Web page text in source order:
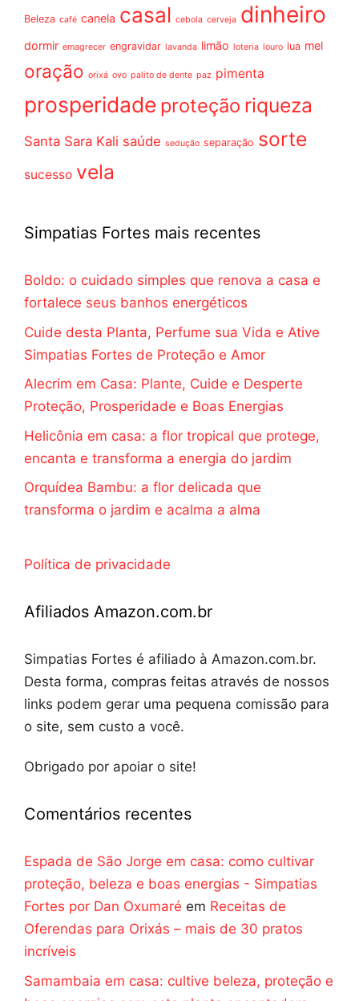
Beleza café canela casal cebola cerveja dinheiro
dormir emagrecer engravidar lavanda limão loteria louro lua mel
oração orixá ovo palito de dente paz pimenta
prosperidade proteção riqueza
Santa Sara Kali saúde sedução separação sorte
sucesso vela
Simpatias Fortes mais recentes
Boldo: o cuidado simples que renova a casa e
fortalece seus banhos energéticos
Cuide desta Planta, Perfume sua Vida e Ative
Simpatias Fortes de Proteção e Amor
Alecrim em Casa: Plante, Cuide e Desperte
Proteção, Prosperidade e Boas Energias
Helicônia em casa: a flor tropical que protege,
encanta e transforma a energia do jardim
Orquídea Bambu: a flor delicada que
transforma o jardim e acalma a alma
Política de privacidade
Afiliados Amazon.com.br
Simpatias Fortes é afiliado à Amazon.com.br.
Desta forma, compras feitas através de nossos
links podem gerar uma pequena comissão para
o site, sem custo a você.
Obrigado por apoiar o site!
Comentários recentes
Espada de São Jorge em casa: como cultivar
proteção, beleza e boas energias - Simpatias
Fortes por Dan Oxumaré em Receitas de
Oferendas para Orixás – mais de 30 pratos
incríveis
Samambaia em casa: cultive beleza, proteção e